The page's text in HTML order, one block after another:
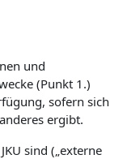
und
(Punkt 1.)
sofern sich
ergibt.
sind („externe